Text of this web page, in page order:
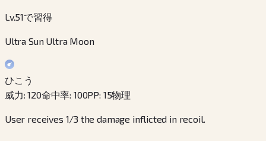
Lv.51で習得
Ultra Sun Ultra Moon
ひこう
威力:120命中率: 100PP: 15物理
User receives 1/3 the damage inflicted in recoil.